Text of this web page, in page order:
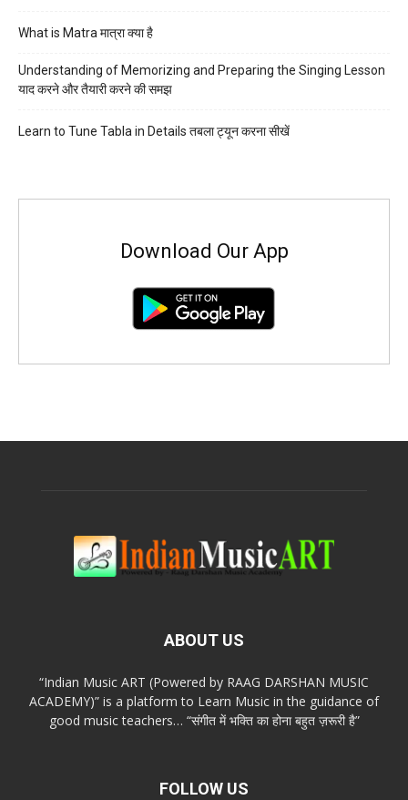
What is Matra मात्रा क्या है
Understanding of Memorizing and Preparing the Singing Lesson
याद करने और तैयारी करने की समझ
Learn to Tune Tabla in Details तबला ट्यून करना सीखें
Download Our App
ABOUT US
“Indian Music ART (Powered by RAAG DARSHAN MUSIC
ACADEMY)” is a platform to Learn Music in the guidance of
good music teachers… “संगीत में भक्ति का होना बहुत ज़रूरी है”
FOLLOW US